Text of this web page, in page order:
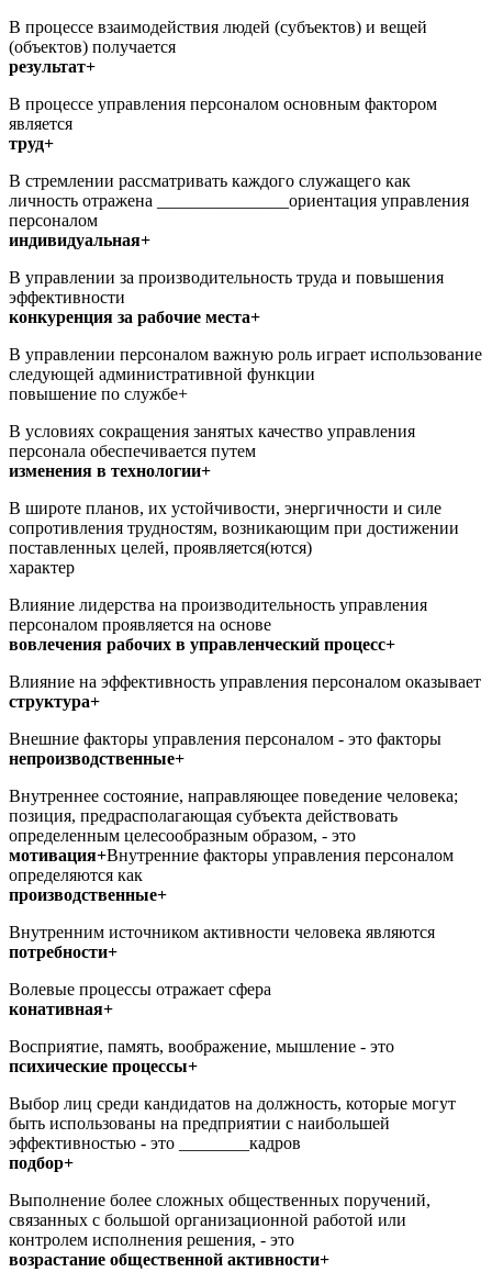
В процессе взаимодействия людей (субъектов) и вещей
(объектов) получается
результат+
В процессе управления персоналом основным фактором
является
труд+
В стремлении рассматривать каждого служащего как
личность отражена _______________ориентация управления
персоналом
индивидуальная+
В управлении за производительность труда и повышения
эффективности
конкуренция за рабочие места+
В управлении персоналом важную роль играет использование
следующей административной функции
повышение по службе+
В условиях сокращения занятых качество управления
персонала обеспечивается путем
изменения в технологии+
В широте планов, их устойчивости, энергичности и силе
сопротивления трудностям, возникающим при достижении
поставленных целей, проявляется(ются)
характер
Влияние лидерства на производительность управления
персоналом проявляется на основе
вовлечения рабочих в управленческий процесс+
Влияние на эффективность управления персоналом оказывает
структура+
Внешние факторы управления персоналом - это факторы
непроизводственные+
Внутреннее состояние, направляющее поведение человека;
позиция, предрасполагающая субъекта действовать
определенным целесообразным образом, - это
мотивация+Внутренние факторы управления персоналом
определяются как
производственные+
Внутренним источником активности человека являются
потребности+
Волевые процессы отражает сфера
конативная+
Восприятие, память, воображение, мышление - это
психические процессы+
Выбор лиц среди кандидатов на должность, которые могут
быть использованы на предприятии с наибольшей
эффективностью - это ________кадров
подбор+
Выполнение более сложных общественных поручений,
связанных с большой организационной работой или
контролем исполнения решения, - это
возрастание общественной активности+